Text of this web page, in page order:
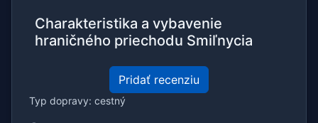
Charakteristika a vybavenie
hraničného priechodu Smiľnycia
Pridať recenziu
Typ dopravy: cestný